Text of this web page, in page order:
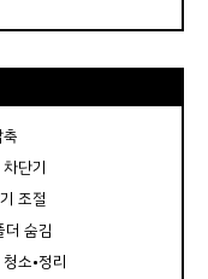
단기
조절
더 숨김
소•정리